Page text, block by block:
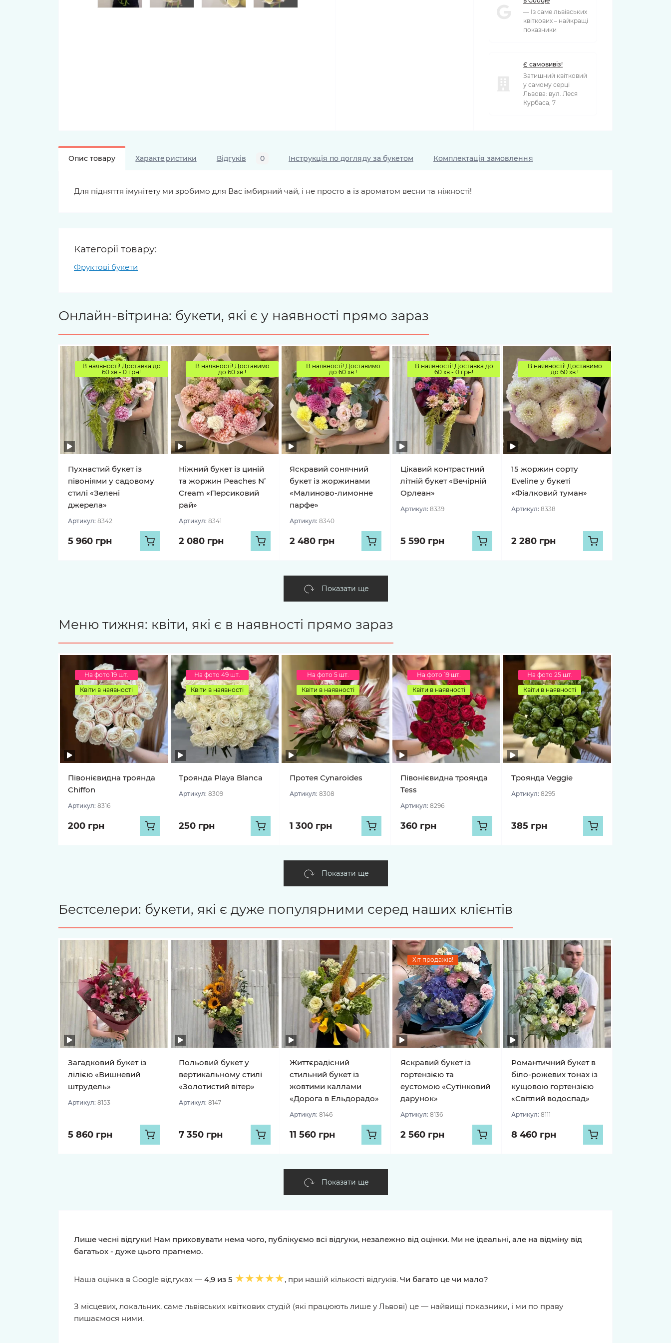
— Із саме львівських
квіткових – найкращі
показники
Є самовивіз!
Затишний квітковий
у самому серці
Львова: вул. Леся
Курбаса, 7
Опис товару Характеристики Відгуків 0 Інструкція по догляду за букетом Комплектація замовлення
Для підняття імунітету ми зробимо для Вас імбирний чай, і не просто а із ароматом весни та ніжності!
Категорії товару:
Фруктові букети
Онлайн-вітрина: букети, які є у наявності прямо зараз
В наявності! Доставка до
60 хв - 0 грн!
Пухнастий букет із
півоніями у садовому
стилі «Зелені
джерела»
Артикул: 8342
5 960 грн
В наявності! Доставимо
до 60 хв.!
Ніжний букет із циній
та жоржин Peaches N’
Cream «Персиковий
рай»
Артикул: 8341
2 080 грн
В наявності! Доставимо
до 60 хв.!
Яскравий сонячний
букет із жоржинами
«Малиново-лимонне
парфе»
Артикул: 8340
2 480 грн
В наявності! Доставка до
60 хв - 0 грн!
Цікавий контрастний
літній букет «Вечірній
Орлеан»
Артикул: 8339
5 590 грн
В наявності! Доставимо
до 60 хв.!
15 жоржин сорту
Eveline у букеті
«Фіалковий туман»
Артикул: 8338
2 280 грн
Показати ще
Меню тижня: квіти, які є в наявності прямо зараз
На фото 19 шт.
Квіти в наявності
Півонієвидна троянда
Chiffon
Артикул: 8316
200 грн
На фото 49 шт.
Квіти в наявності
Троянда Playa Blanca
Артикул: 8309
250 грн
На фото 5 шт.
Квіти в наявності
Протея Cynaroides
Артикул: 8308
1 300 грн
На фото 19 шт.
Квіти в наявності
Півонієвидна троянда
Tess
Артикул: 8296
360 грн
На фото 25 шт.
Квіти в наявності
Троянда Veggie
Артикул: 8295
385 грн
Показати ще
Бестселери: букети, які є дуже популярними серед наших клієнтів
Загадковий букет із
лілією «Вишневий
штрудель»
Артикул: 8153
5 860 грн
Польовий букет у
вертикальному стилі
«Золотистий вітер»
Артикул: 8147
7 350 грн
Життєрадісний
стильний букет із
жовтими каллами
«Дорога в Ельдорадо»
Артикул: 8146
11 560 грн
Хіт продажів!
Яскравий букет із
гортензією та
еустомою «Сутінковий
дарунок»
Артикул: 8136
2 560 грн
Романтичний букет в
біло-рожевих тонах із
кущовою гортензією
«Світлий водоспад»
Артикул: 8111
8 460 грн
Показати ще
GoogleРейтинг
4.9 931 відгук
H4RLEY MYKOLA SKRYPETS BOHDAN IVANOV РОМАН ВЕРЕНЬКА KIRA GALAS ОЛЬГА ІВАНІШЕН